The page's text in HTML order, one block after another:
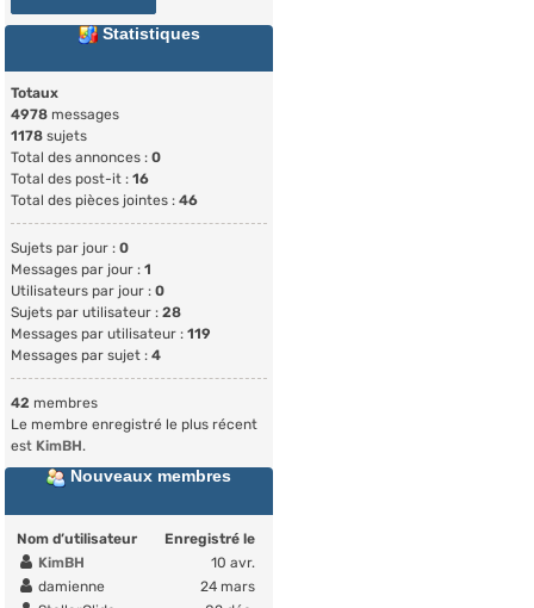
Statistiques
Totaux
4978 messages
1178 sujets
Total des annonces :0
Total des post-it :16
Total des pièces jointes :46
Sujets par jour :0
Messages par jour :1
Utilisateurs par jour :0
Sujets par utilisateur :28
Messages par utilisateur :119
Messages par sujet :4
42 membres
Le membre enregistré le plus récent
est KimBH.
Nouveaux membres
Nom d’utilisateur
Enregistré le
KimBH
10 avr.
damienne
24 mars